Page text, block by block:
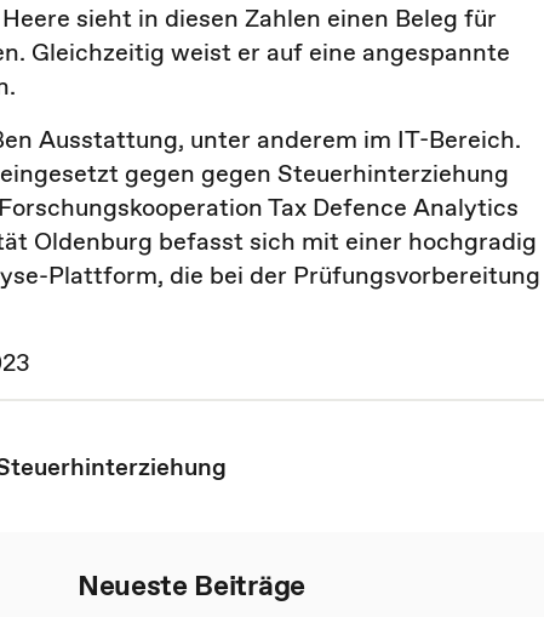
sieht in diesen Zahlen einen Beleg für
Gleichzeitig weist er auf eine angespannte
Ausstattung, unter anderem im IT-Bereich.
gegen gegen Steuerhinterziehung
Tax Defence Analytics
Oldenburg befasst sich mit einer hochgradig
Plattform, die bei der Prüfungsvorbereitung
Neueste Beiträge